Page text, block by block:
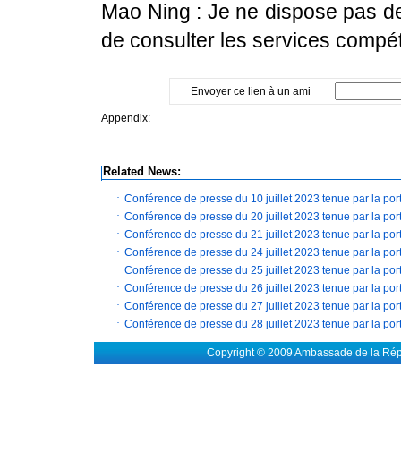
Mao Ning : Je ne dispose pas
de consulter les services
Envoyer ce lien à un ami
Appendix:
Related News:
· Conférence de presse du 10 juillet 2023 tenue par la
· Conférence de presse du 20 juillet 2023 tenue par la
· Conférence de presse du 21 juillet 2023 tenue par la
· Conférence de presse du 24 juillet 2023 tenue par la
· Conférence de presse du 25 juillet 2023 tenue par la
· Conférence de presse du 26 juillet 2023 tenue par la
· Conférence de presse du 27 juillet 2023 tenue par la
· Conférence de presse du 28 juillet 2023 tenue par la
Copyright © 2009 Ambassade de la